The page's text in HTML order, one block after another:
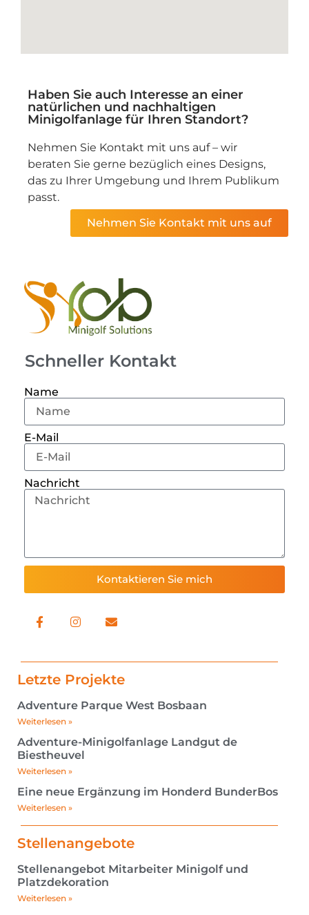
Haben Sie auch Interesse an einer
natürlichen und nachhaltigen
Minigolfanlage für Ihren Standort?
Nehmen Sie Kontakt mit uns auf – wir
beraten Sie gerne bezüglich eines Designs,
das zu Ihrer Umgebung und Ihrem Publikum
passt.
Nehmen Sie Kontakt mit uns auf
Schneller Kontakt
Name
E-Mail
Nachricht
Kontaktieren Sie mich
Letzte Projekte
Adventure Parque West Bosbaan
Weiterlesen »
Adventure-Minigolfanlage Landgut de
Biestheuvel
Weiterlesen »
Eine neue Ergänzung im Honderd BunderBos
Weiterlesen »
Stellenangebote
Stellenangebot Mitarbeiter Minigolf und
Platzdekoration
Weiterlesen »